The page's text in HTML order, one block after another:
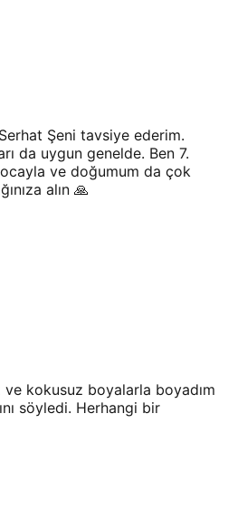
Şeni tavsiye ederim.
da uygun genelde. Ben 7.
ve doğumum da çok
alın 🙏
ve kokusuz boyalarla boyadım
söyledi. Herhangi bir